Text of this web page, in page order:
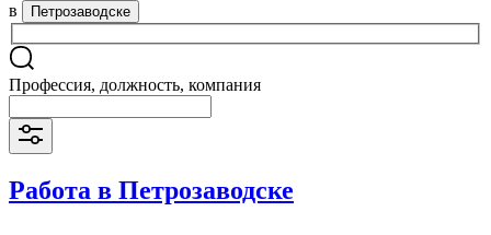
в Петрозаводске
Профессия, должность, компания
Работа в Петрозаводске